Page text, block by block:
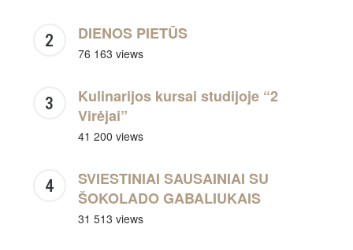
DIENOS PIETŪS
76 163 views
Kulinarijos kursai studijoje “2
Virėjai”
41 200 views
SVIESTINIAI SAUSAINIAI SU
ŠOKOLADO GABALIUKAIS
31 513 views